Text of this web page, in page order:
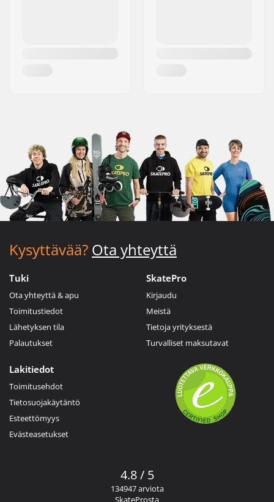
Kysyttävää? Ota yhteyttä
Tuki
Ota yhteyttä & apu
Toimitustiedot
Lähetyksen tila
Palautukset
SkatePro
Kirjaudu
Meistä
Tietoja yrityksestä
Turvalliset maksutavat
Lakitiedot
Toimitusehdot
Tietosuojakäytäntö
Esteettömyys
Evästeasetukset
4.8 / 5
134947 arviota
SkateProsta